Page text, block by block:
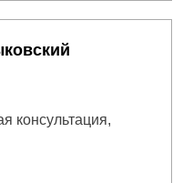
консультация,